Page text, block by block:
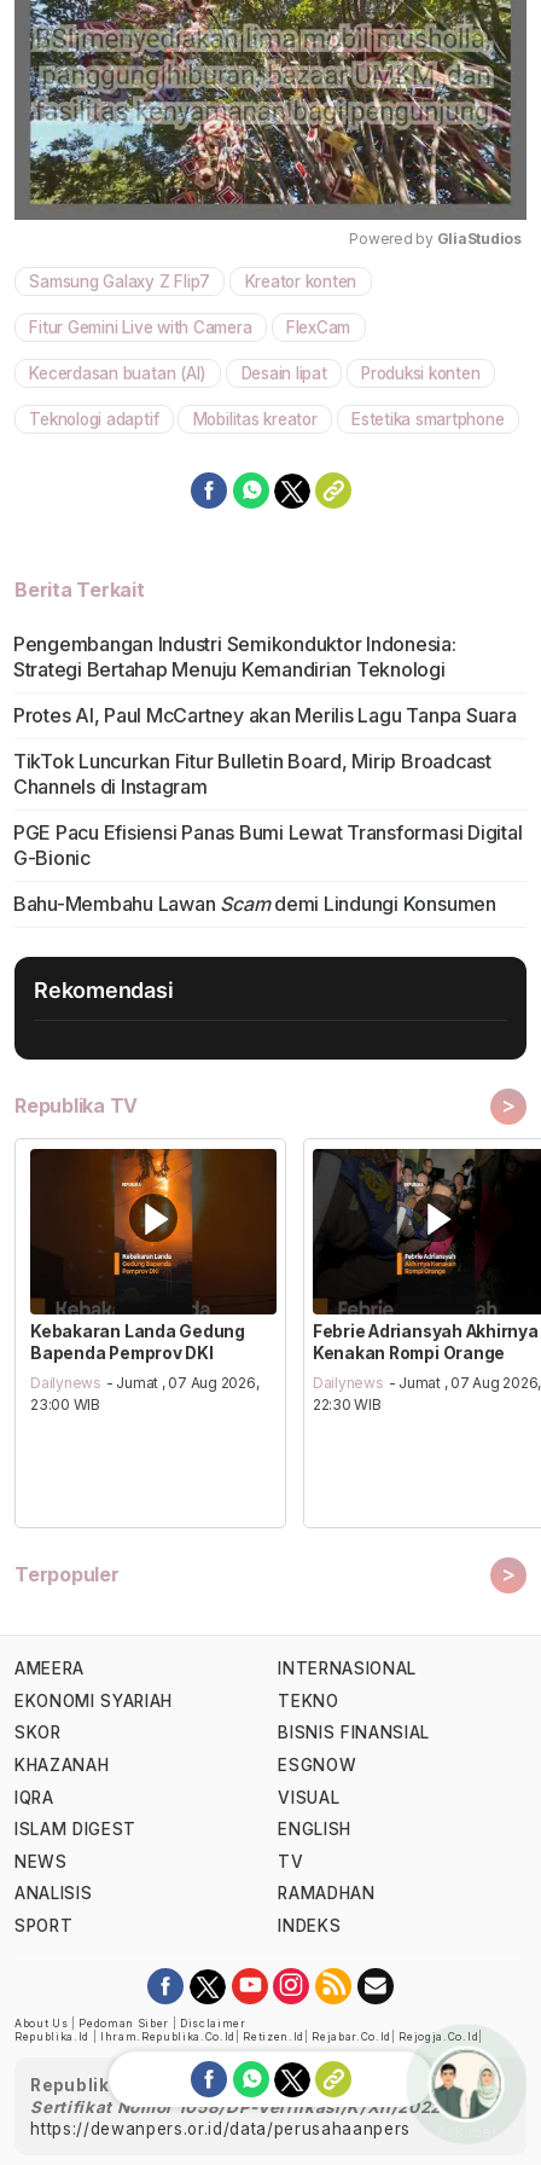
Powered by GliaStudios
Samsung Galaxy Z Flip7 Kreator konten
Fitur Gemini Live with Camera FlexCam
Kecerdasan buatan (AI) Desain lipat Produksi konten
Teknologi adaptif Mobilitas kreator Estetika smartphone
Berita Terkait
Pengembangan Industri Semikonduktor Indonesia:
Strategi Bertahap Menuju Kemandirian Teknologi
Protes AI, Paul McCartney akan Merilis Lagu Tanpa Suara
TikTok Luncurkan Fitur Bulletin Board, Mirip Broadcast
Channels di Instagram
PGE Pacu Efisiensi Panas Bumi Lewat Transformasi Digital
G-Bionic
Bahu-Membahu Lawan Scamdemi Lindungi Konsumen
Rekomendasi
Republika TV >
Kebakaran Landa Gedung
Bapenda Pemprov DKI
Dailynews - Jumat , 07 Aug 2026,
23:00 WIB
Febrie Adriansyah Akhirnya
Kenakan Rompi Orange
Dailynews - Jumat , 07 Aug 2026,
22:30 WIB
Terpopuler >
AMEERA
EKONOMI SYARIAH
SKOR
KHAZANAH
IQRA
ISLAM DIGEST
NEWS
ANALISIS
SPORT
INTERNASIONAL
TEKNO
BISNIS FINANSIAL
ESGNOW
VISUAL
ENGLISH
TV
RAMADHAN
INDEKS
About Us Pedoman Siber
Disclaimer
Republika.id
Ihram.republika.co.id Retizen.id Rejabar.co.id Rejogja.co.id
Republika telah diverifikasi oleh Dewan Pers
Sertifikat Nomor 1058/DP-Verifikasi/K/XII/2022
https://dewanpers.or.id/data/perusahaanpers